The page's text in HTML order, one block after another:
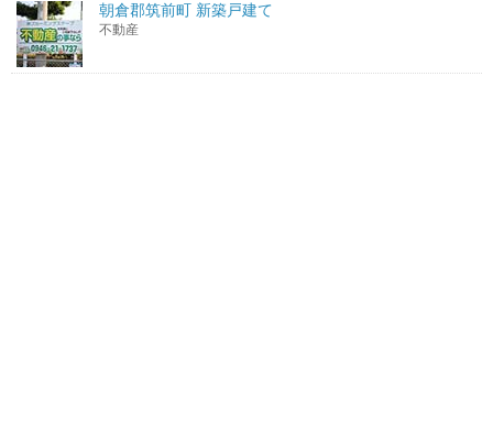
朝倉郡筑前町 新築戸建て
不動産